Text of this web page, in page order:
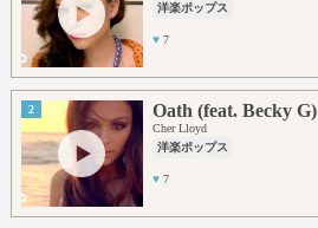
洋楽ポップス
♥ 7
2 Oath (feat. Becky G)
Cher Lloyd
洋楽ポップス
♥ 7